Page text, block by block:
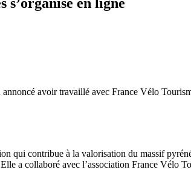
avoir travaillé avec France Vélo
qui contribue à la valorisation du massif
a collaboré avec l’association France Vélo